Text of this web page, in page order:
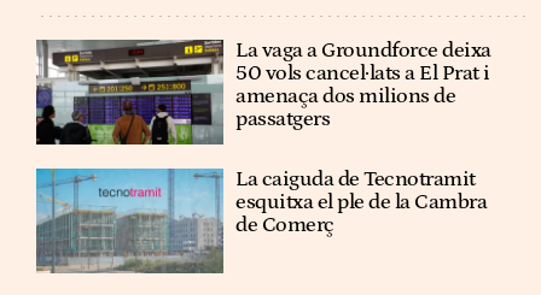
La vaga a Groundforce deixa
50 vols cancel·lats a El Prat i
amenaça dos milions de
passatgers
La caiguda de Tecnotramit
esquitxa el ple de la Cambra
de Comerç